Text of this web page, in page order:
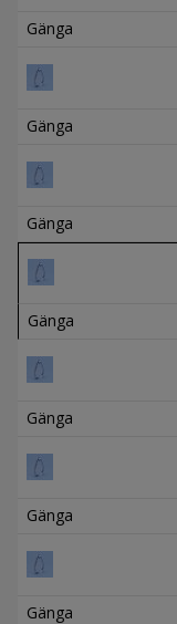
Gänga
Gänga
Gänga
Gänga
Gänga
Gänga
Gänga